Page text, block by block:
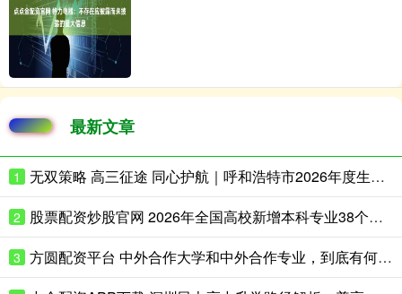
最新文章
1 无双策略 高三征途 同心护航｜呼和浩特市2026年度生涯规划季正式启动！首场赋能讲座走进呼市二中
2 股票配资炒股官网 2026年全国高校新增本科专业38个，高考志愿怎么填？
3 方圆配资平台 中外合作大学和中外合作专业，到底有何不同？